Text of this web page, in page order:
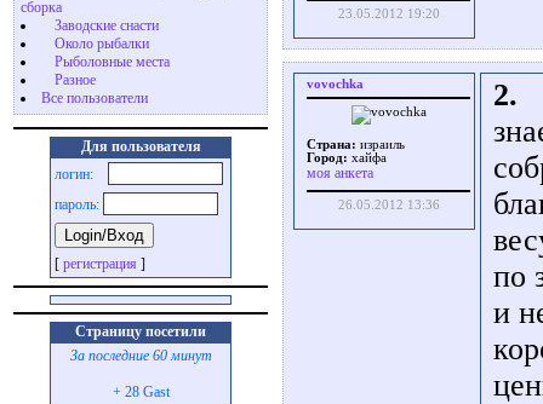
сборка
Заводские снасти
Около рыбалки
Рыболовные места
Разное
Все пользователи
Для пользователя
логин:
пароль:
[ регистрация ]
Страницу посетили
За последние 60 минут
+ 28 Gast
23.05.2012 19:20
vovochka
Страна: израиль
Город: хайфа
моя анкета
26.05.2012 13:36
2.
по
и